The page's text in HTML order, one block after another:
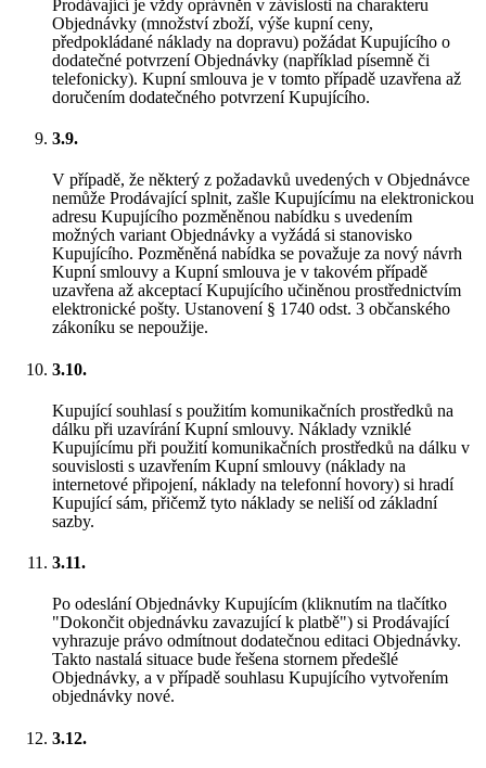
Prodávající je vždy oprávněn v závislosti na charakteru
Objednávky (množství zboží, výše kupní ceny,
předpokládané náklady na dopravu) požádat Kupujícího o
dodatečné potvrzení Objednávky (například písemně či
telefonicky). Kupní smlouva je v tomto případě uzavřena až
doručením dodatečného potvrzení Kupujícího.
3.9.
V případě, že některý z požadavků uvedených v Objednávce
nemůže Prodávající splnit, zašle Kupujícímu na elektronickou
adresu Kupujícího pozměněnou nabídku s uvedením
možných variant Objednávky a vyžádá si stanovisko
Kupujícího. Pozměněná nabídka se považuje za nový návrh
Kupní smlouvy a Kupní smlouva je v takovém případě
uzavřena až akceptací Kupujícího učiněnou prostřednictvím
elektronické pošty. Ustanovení § 1740 odst. 3 občanského
zákoníku se nepoužije.
3.10.
Kupující souhlasí s použitím komunikačních prostředků na
dálku při uzavírání Kupní smlouvy. Náklady vzniklé
Kupujícímu při použití komunikačních prostředků na dálku v
souvislosti s uzavřením Kupní smlouvy (náklady na
internetové připojení, náklady na telefonní hovory) si hradí
Kupující sám, přičemž tyto náklady se neliší od základní
sazby.
3.11.
Po odeslání Objednávky Kupujícím (kliknutím na tlačítko
"Dokončit objednávku zavazující k platbě") si Prodávající
vyhrazuje právo odmítnout dodatečnou editaci Objednávky.
Takto nastalá situace bude řešena stornem předešlé
Objednávky, a v případě souhlasu Kupujícího vytvořením
objednávky nové.
3.12.